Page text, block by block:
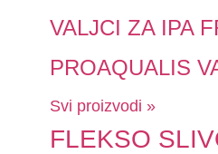
VALJCI ZA IPA
PROAQUALIS
Svi proizvodi »
FLEKSO